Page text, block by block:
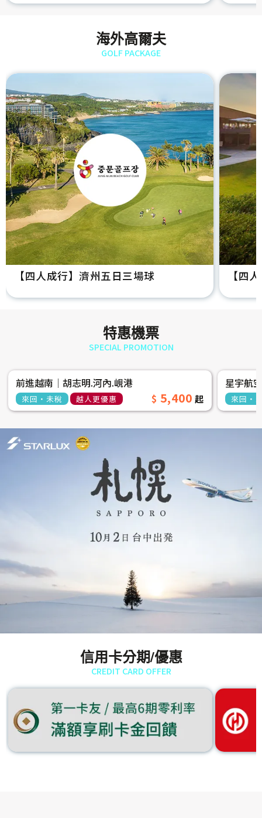
海外高爾夫
GOLF PACKAGE
【四人成行】濟州五日三場球 【四
特惠機票
SPECIAL PROMOTION
前進越南│胡志明.河內.峴港
來回‧未稅 越人更優惠 5,400
星宇航
來回‧
信用卡分期/優惠
CREDIT CARD OFFER